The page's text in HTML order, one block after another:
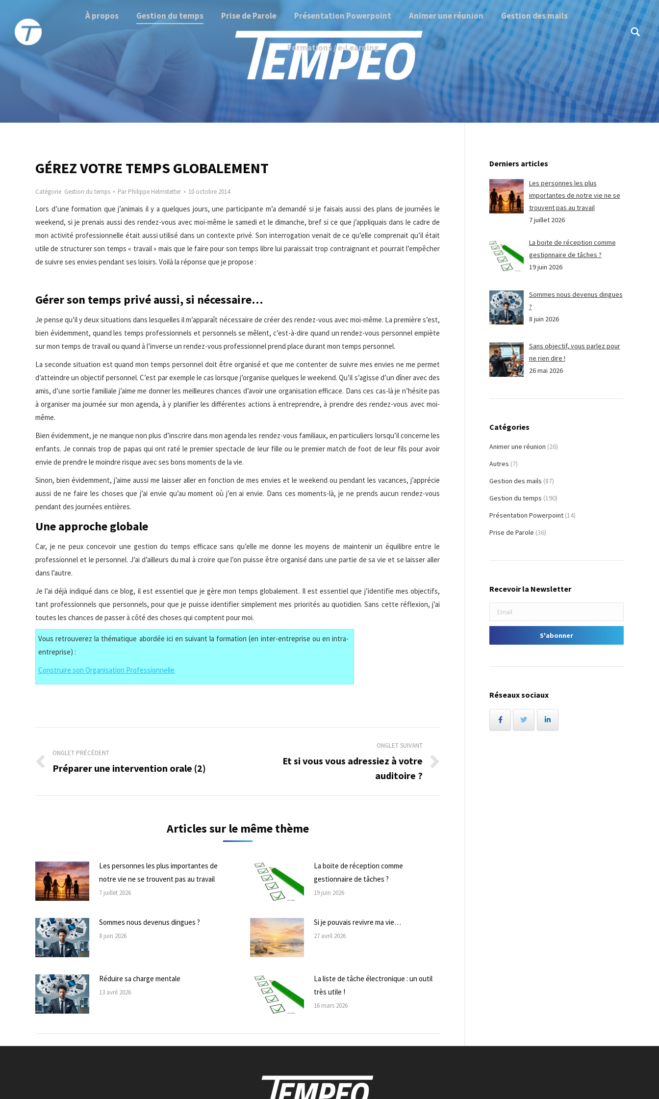
À propos Gestion du temps Prise de Parole Présentation Powerpoint Animer une réunion Gestion des mails
Formations / e-Learning
Search:
GÉREZ VOTRE TEMPS GLOBALEMENT
Catégorie Gestion du temps ParPhilippe Helmstetter 10 octobre 2014
Lors d’une formation que j’animais il y a quelques jours, une participante m’a demandé si je faisais aussi des plans de journées le
weekend, si je prenais aussi des rendez-vous avec moi-même le samedi et le dimanche, bref si ce que j’appliquais dans le cadre de
mon activité professionnelle était aussi utilisé dans un contexte privé. Son interrogation venait de ce qu’elle comprenait qu’il était
utile de structurer son temps « travail » mais que le faire pour son temps libre lui paraissait trop contraignant et pourrait l’empêcher
de suivre ses envies pendant ses loisirs. Voilà la réponse que je propose :
Gérer son temps privé aussi, si nécessaire…
Je pense qu’il y deux situations dans lesquelles il m’apparaît nécessaire de créer des rendez-vous avec moi-même. La première s’est,
bien évidemment, quand les temps professionnels et personnels se mêlent, c’est-à-dire quand un rendez-vous personnel empiète
sur mon temps de travail ou quand à l’inverse un rendez-vous professionnel prend place durant mon temps personnel.
La seconde situation est quand mon temps personnel doit être organisé et que me contenter de suivre mes envies ne me permet
d’atteindre un objectif personnel. C’est par exemple le cas lorsque j’organise quelques le weekend. Qu’il s’agisse d’un dîner avec des
amis, d’une sortie familiale j’aime me donner les meilleures chances d’avoir une organisation efficace. Dans ces cas-là je n’hésite pas
à organiser ma journée sur mon agenda, à y planifier les différentes actions à entreprendre, à prendre des rendez-vous avec moi-
même.
Bien évidemment, je ne manque non plus d’inscrire dans mon agenda les rendez-vous familiaux, en particuliers lorsqu’il concerne les
enfants. Je connais trop de papas qui ont raté le premier spectacle de leur fille ou le premier match de foot de leur fils pour avoir
envie de prendre le moindre risque avec ses bons moments de la vie.
Sinon, bien évidemment, j’aime aussi me laisser aller en fonction de mes envies et le weekend ou pendant les vacances, j’apprécie
aussi de ne faire les choses que j’ai envie qu’au moment où j’en ai envie. Dans ces moments-là, je ne prends aucun rendez-vous
pendant des journées entières.
Une approche globale
Car, je ne peux concevoir une gestion du temps efficace sans qu’elle me donne les moyens de maintenir un équilibre entre le
professionnel et le personnel. J’ai d’ailleurs du mal à croire que l’on puisse être organisé dans une partie de sa vie et se laisser aller
dans l’autre.
Je l’ai déjà indiqué dans ce blog, il est essentiel que je gère mon temps globalement. Il est essentiel que j’identifie mes objectifs,
tant professionnels que personnels, pour que je puisse identifier simplement mes priorités au quotidien. Sans cette réflexion, j’ai
toutes les chances de passer à côté des choses qui comptent pour moi.
Vous retrouverez la thématique abordée ici en suivant la formation (en inter-entreprise ou en intra-
entreprise) :
Construire son Organisation Professionnelle
de
commentaire
ONGLET PRÉCÉDENT
Onglet
Préparer une intervention orale (2)
ONGLET SUIVANT
Et si vous vous adressiez à votre
auditoire ?
Articles sur le même thème
Les personnes les plus importantes de
notre vie ne se trouvent pas au travail
7 juillet 2026
La boite de réception comme
gestionnaire de tâches ?
19 juin 2026
Sommes nous devenus dingues ?
8 juin 2026
Si je pouvais revivre ma vie…
27 avril 2026
Réduire sa charge mentale
13 avril 2026
La liste de tâche électronique : un outil
très utile !
16 mars 2026
Derniers articles
Les personnes les plus
importantes de notre vie ne se
trouvent pas au travail
7 juillet 2026
La boite de réception comme
gestionnaire de tâches ?
19 juin 2026
Sommes nous devenus dingues
?
8 juin 2026
Sans objectif, vous parlez pour
ne rien dire !
26 mai 2026
Catégories
Animer une réunion (26)
Autres (7)
Gestion des mails (87)
Gestion du temps (190)
Présentation Powerpoint (14)
Prise de Parole (36)
Recevoir la Newsletter
Réseaux sociaux